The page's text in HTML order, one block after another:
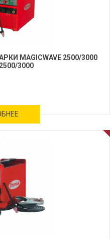
MAGICWAVE 2500/3000
3000